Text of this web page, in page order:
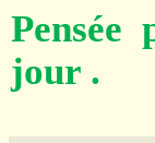
Pensée
jour .